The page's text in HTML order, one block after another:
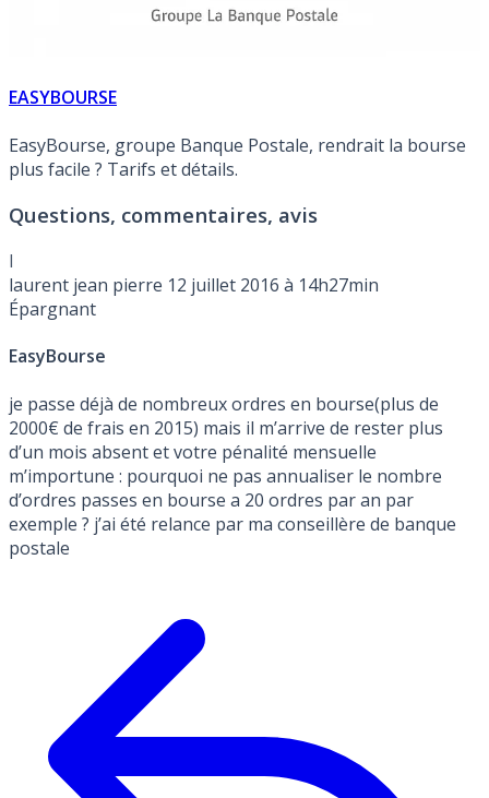
EASYBOURSE
EasyBourse, groupe Banque Postale, rendrait la bourse
plus facile ? Tarifs et détails.
Questions, commentaires, avis
l
laurent jean pierre 12 juillet 2016 à 14h27min
Épargnant
EasyBourse
je passe déjà de nombreux ordres en bourse(plus de
2000€ de frais en 2015) mais il m’arrive de rester plus
d’un mois absent et votre pénalité mensuelle
m’importune : pourquoi ne pas annualiser le nombre
d’ordres passes en bourse a 20 ordres par an par
exemple ? j’ai été relance par ma conseillère de banque
postale